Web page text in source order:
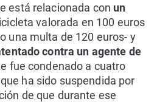
está relacionada con un
valorada en 100 euros
una multa de 120 euros- y
contra un agente de
fue condenado a cuatro
ha sido suspendida por
de que durante ese